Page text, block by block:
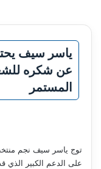
ياسر سيف
عن شكره
المستمر
توج ياسر سيف نجم
على الدعم الكبير الذي